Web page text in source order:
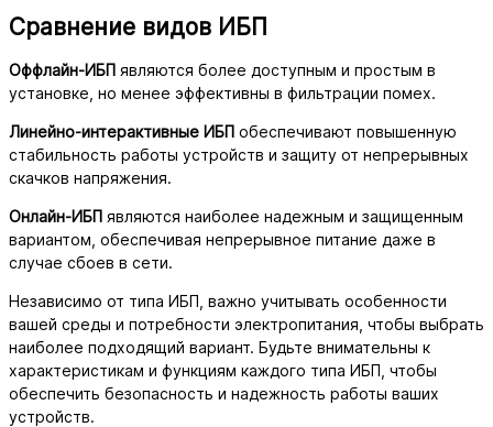
Сравнение видов ИБП
Оффлайн-ИБП являются более доступным и простым в
установке, но менее эффективны в фильтрации помех.
Линейно-интерактивные ИБП обеспечивают повышенную
стабильность работы устройств и защиту от непрерывных
скачков напряжения.
Онлайн-ИБП являются наиболее надежным и защищенным
вариантом, обеспечивая непрерывное питание даже в
случае сбоев в сети.
Независимо от типа ИБП, важно учитывать особенности
вашей среды и потребности электропитания, чтобы выбрать
наиболее подходящий вариант. Будьте внимательны к
характеристикам и функциям каждого типа ИБП, чтобы
обеспечить безопасность и надежность работы ваших
устройств.